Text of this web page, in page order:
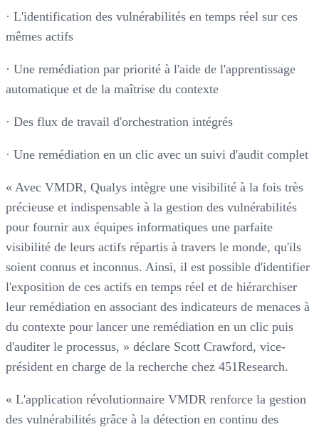
· L'identification des vulnérabilités en temps réel sur ces
mêmes actifs
· Une remédiation par priorité à l'aide de l'apprentissage
automatique et de la maîtrise du contexte
· Des flux de travail d'orchestration intégrés
· Une remédiation en un clic avec un suivi d'audit complet
« Avec VMDR, Qualys intègre une visibilité à la fois très
précieuse et indispensable à la gestion des vulnérabilités
pour fournir aux équipes informatiques une parfaite
visibilité de leurs actifs répartis à travers le monde, qu'ils
soient connus et inconnus. Ainsi, il est possible d'identifier
l'exposition de ces actifs en temps réel et de hiérarchiser
leur remédiation en associant des indicateurs de menaces à
du contexte pour lancer une remédiation en un clic puis
d'auditer le processus, » déclare Scott Crawford, vice-
président en charge de la recherche chez 451Research.
« L'application révolutionnaire VMDR renforce la gestion
des vulnérabilités grâce à la détection en continu des